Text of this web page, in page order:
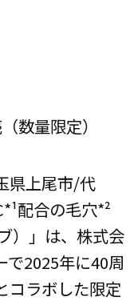
数量限定）
県上尾市/代
配合の毛穴*²
）」は、株式会
で2025年に40周
コラボした限定